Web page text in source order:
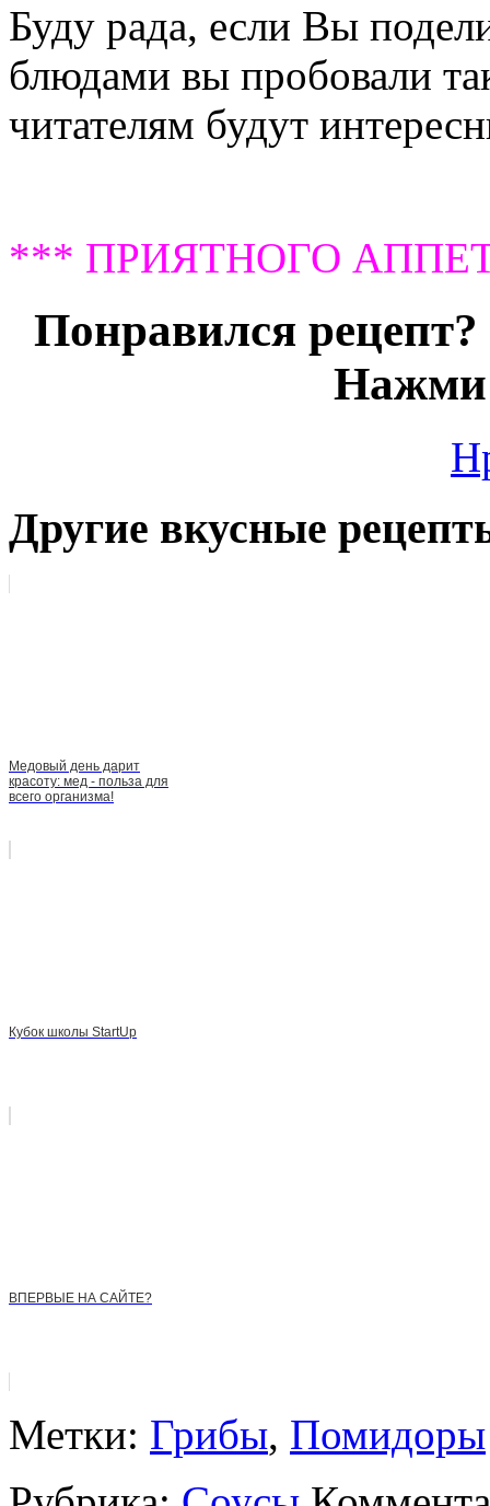
Буду рада, если Вы
блюдами вы пробовали
читателям будут
*** ПРИЯТНОГО
Понравился
Нажми
Другие вкусные
Медовый день дарит
красоту: мед - польза для
всего организма!
Кубок школы StartUp
ВПЕРВЫЕ НА САЙТЕ?
Метки: Грибы, Помидоры